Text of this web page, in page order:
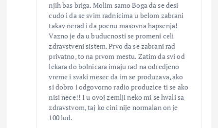
njih bas briga. Molim samo Boga da se desi
cudo i da se svim radnicima u belom zabrani
takav nerad i da pocnu masovna hapsenja!
Vazno je da u buducnosti se promeni celi
zdravstveni sistem. Prvo da se zabrani rad
privatno, to na prvom mestu. Zatim da svi od
lekara do bolnicara imaju rad na odredjeno
vreme i svaki mesec da im se produzava, ako
si dobro i odgovorno radio produzice ti se ako
nisi nece!! I u ovoj zemlji neko mi se hvali sa
zdravstvom, taj ko cini nije normalan on je
100 lud.